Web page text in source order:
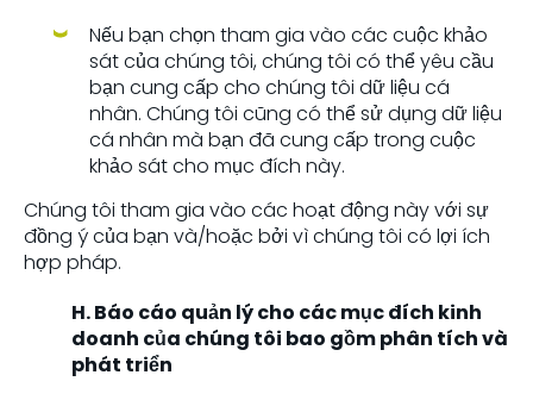
Nếu bạn chọn tham gia vào các cuộc khảo
sát của chúng tôi, chúng tôi có thể yêu cầu
bạn cung cấp cho chúng tôi dữ liệu cá
nhân. Chúng tôi cũng có thể sử dụng dữ liệu
cá nhân mà bạn đã cung cấp trong cuộc
khảo sát cho mục đích này.
Chúng tôi tham gia vào các hoạt động này với sự
đồng ý của bạn và/hoặc bởi vì chúng tôi có lợi ích
hợp pháp.
H. Báo cáo quản lý cho các mục đích kinh
doanh của chúng tôi bao gồm phân tích và
phát triển